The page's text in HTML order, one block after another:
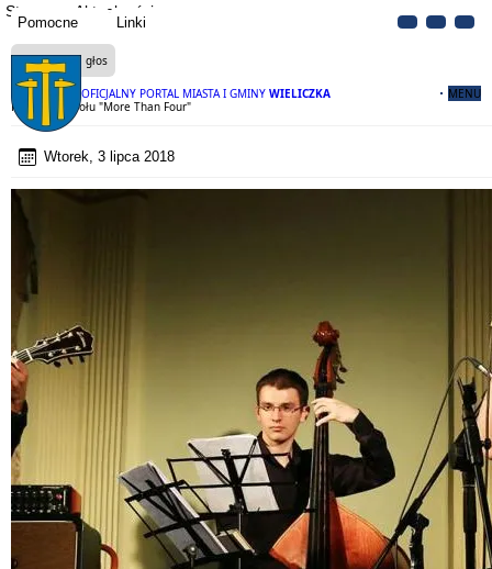
Pomocne Linki
OFICJALNY PORTAL MIASTA I GMINY WIELICZKA MENU
Strona Aktualności
Czytaj na głos
Koncert zespołu "More Than Four"
Wtorek, 3 lipca 2018